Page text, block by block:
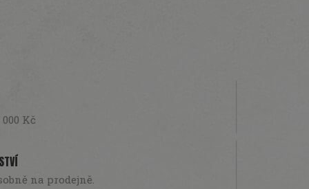
Kč
na prodejně.